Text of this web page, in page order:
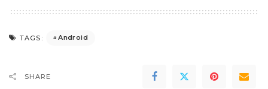
TAGS: Android
SHARE